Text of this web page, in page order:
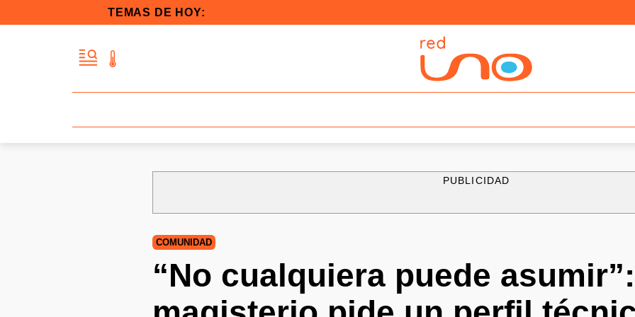
TEMAS DE HOY:
PUBLICIDAD
COMUNIDAD
“No cualquiera puede asumir”: